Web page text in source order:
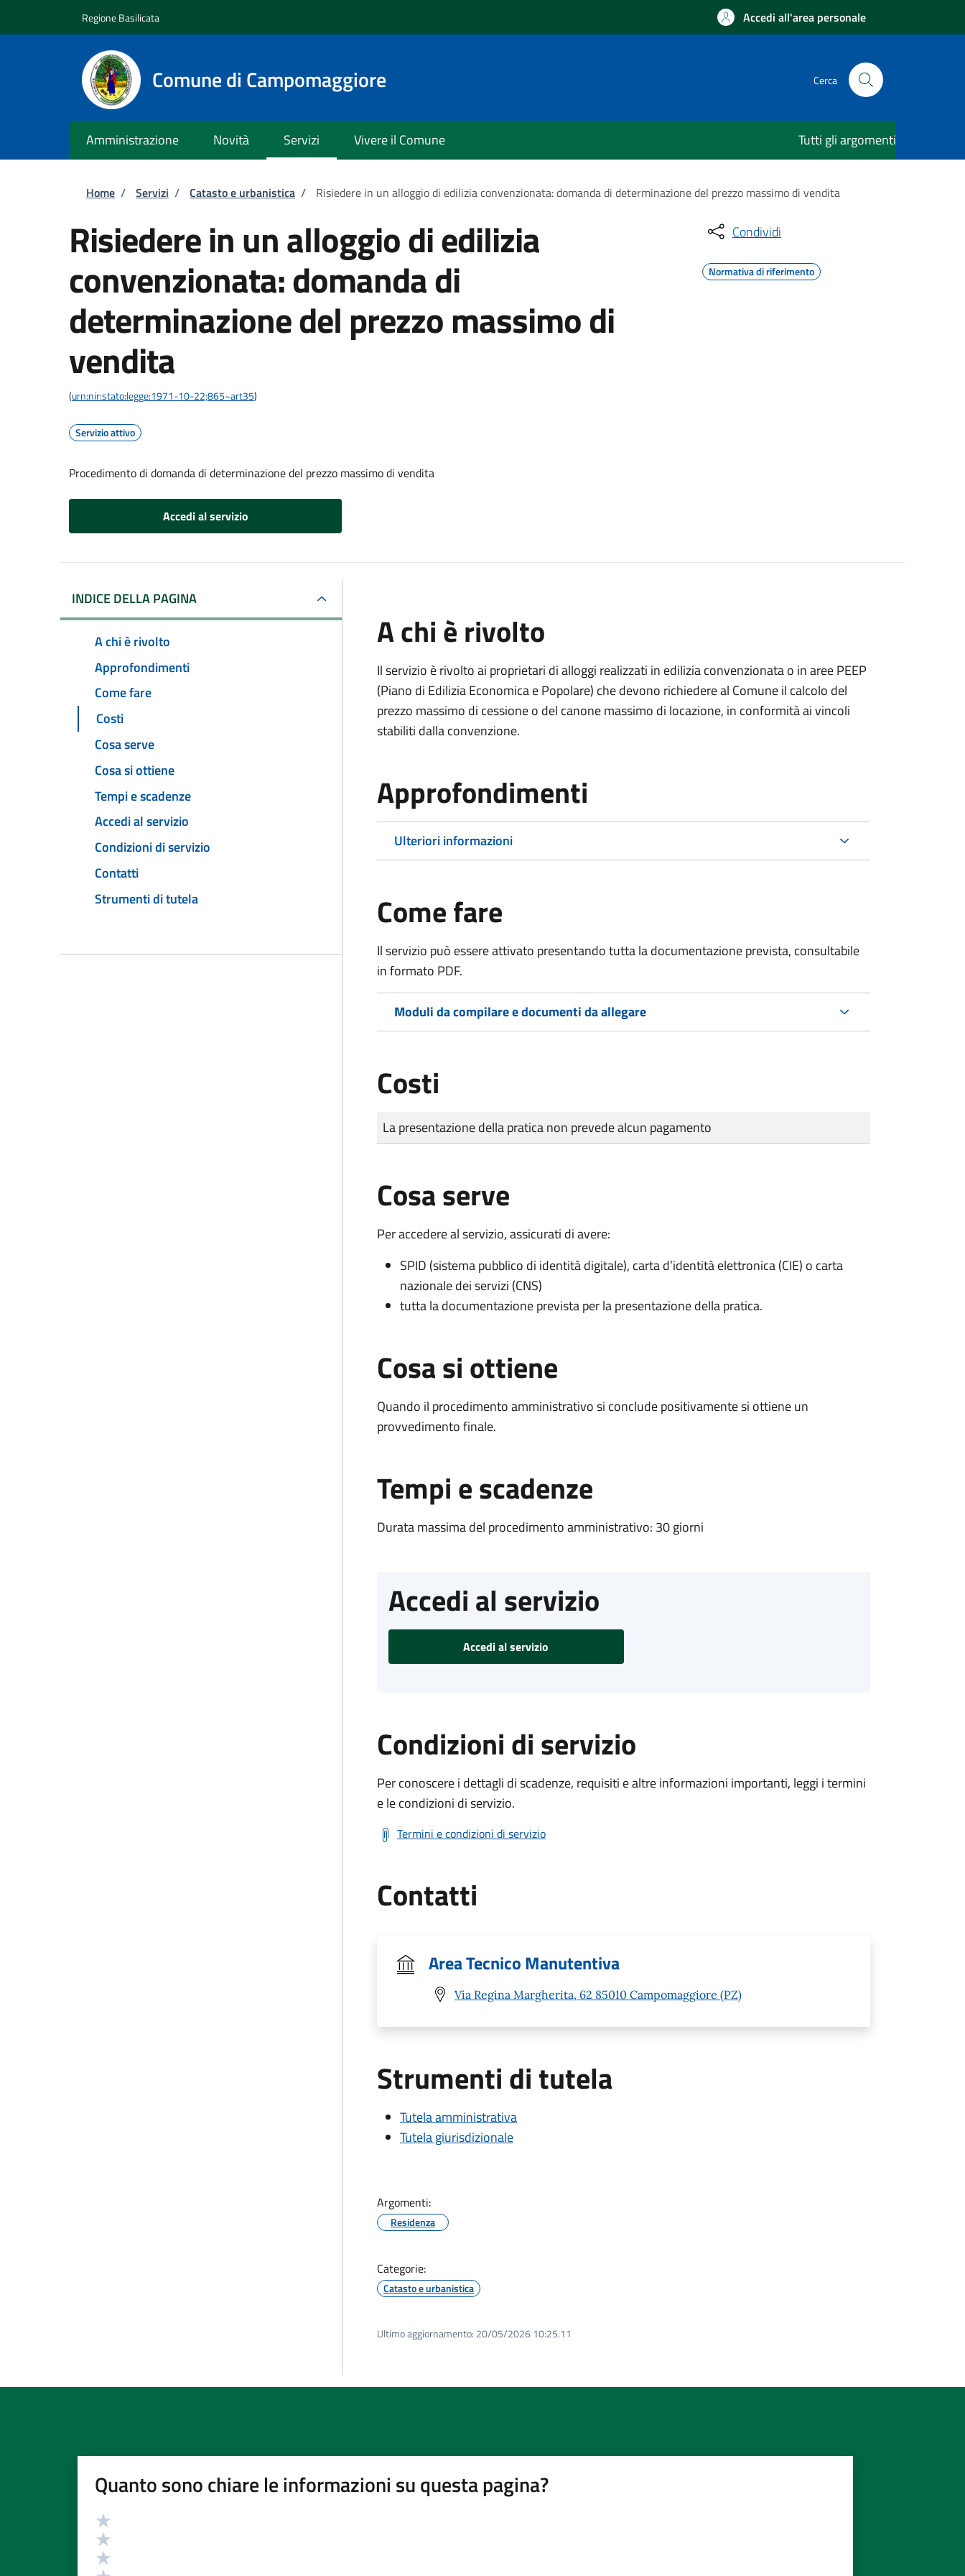
Regione Basilicata Accedi all'area personale
Comune di Campomaggiore Cerca
Amministrazione Novità Servizi Vivere il Comune Tutti gli argomenti
Briciole di pane
Home / Servizi / Catasto e urbanistica / Risiedere in un alloggio di edilizia convenzionata: domanda di determinazione del prezzo massimo di vendita
Risiedere in un alloggio di edilizia
convenzionata: domanda di
determinazione del prezzo massimo di
vendita
(urn:nir:stato:legge:1971-10-22;865~art35)
Servizio attivo
Procedimento di domanda di determinazione del prezzo massimo di vendita
Accedi al servizio
Condividi
Normativa di riferimento
INDICE DELLA PAGINA
A chi è rivolto
Approfondimenti
Come fare
Costi
Cosa serve
Cosa si ottiene
Tempi e scadenze
Accedi al servizio
Condizioni di servizio
Contatti
Strumenti di tutela
A chi è rivolto
Il servizio è rivolto ai proprietari di alloggi realizzati in edilizia convenzionata o in aree PEEP
(Piano di Edilizia Economica e Popolare) che devono richiedere al Comune il calcolo del
prezzo massimo di cessione o del canone massimo di locazione, in conformità ai vincoli
stabiliti dalla convenzione.
Approfondimenti
Ulteriori informazioni
Come fare
Il servizio può essere attivato presentando tutta la documentazione prevista, consultabile
in formato PDF.
Moduli da compilare e documenti da allegare
Costi
Tipo di pagamento
Importo
La presentazione della pratica non prevede alcun pagamento
Cosa serve
Per accedere al servizio, assicurati di avere:
SPID (sistema pubblico di identità digitale), carta d’identità elettronica (CIE) o carta
nazionale dei servizi (CNS)
tutta la documentazione prevista per la presentazione della pratica.
Cosa si ottiene
Quando il procedimento amministrativo si conclude positivamente si ottiene un
provvedimento finale.
Tempi e scadenze
Durata massima del procedimento amministrativo: 30 giorni
Accedi al servizio
Accedi al servizio
Condizioni di servizio
Per conoscere i dettagli di scadenze, requisiti e altre informazioni importanti, leggi i termini
e le condizioni di servizio.
Termini e condizioni di servizio
Contatti
Area Tecnico Manutentiva
Via Regina Margherita, 62 85010 Campomaggiore (PZ)
Strumenti di tutela
Tutela amministrativa
Tutela giurisdizionale
Argomenti:
Residenza
Categorie:
Catasto e urbanistica
Ultimo aggiornamento: 20/05/2026 10:25.11
Quanto sono chiare le informazioni su questa pagina?
Valutazione